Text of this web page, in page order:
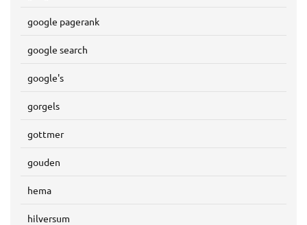
google pagerank
google search
google's
gorgels
gottmer
gouden
hema
hilversum